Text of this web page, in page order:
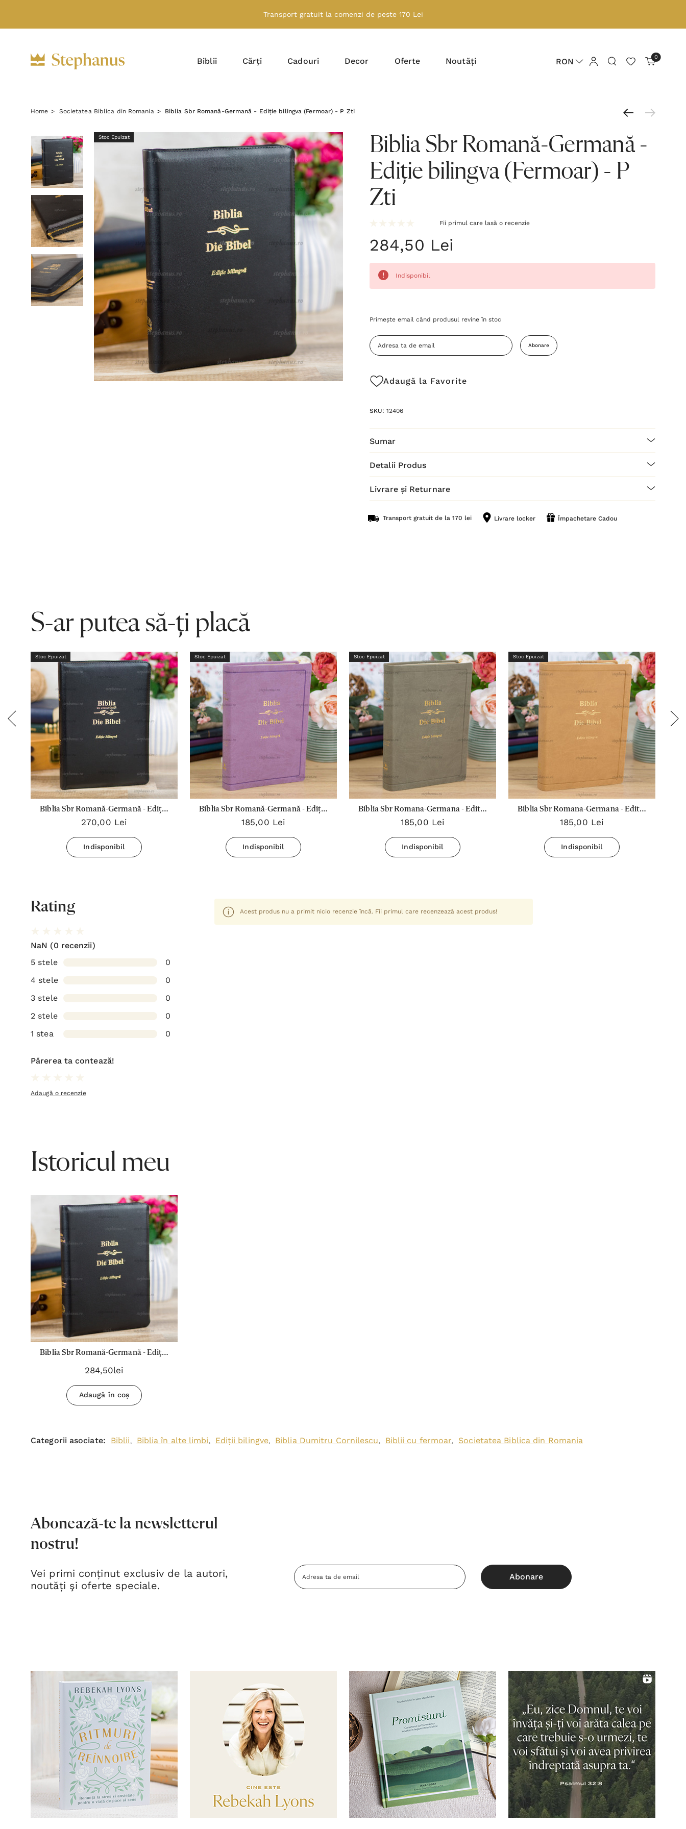
Transport gratuit la comenzi de peste 170 Lei
Biblii Cărți Cadouri Decor Oferte Noutăți RON 0
Home Societatea Biblica din Romania Biblia Sbr Romană-Germană - Ediție bilingva (Fermoar) - P Zti
Stoc Epuizat
Biblia Sbr Romană-Germană -
Ediție bilingva (Fermoar) - P
Zti
Fii primul care lasă o recenzie
284,50 Lei
Indisponibil
Grăbește-
Stocul
curent
Primește email când produsul revine în stoc
Abonare
Adaugă la Favorite
SKU: 12406
Sumar
Detalii Produs
Livrare și Returnare
Transport gratuit de la 170 lei Livrare locker Împachetare Cadou
S-ar putea să-ți placă
Stoc Epuizat
Biblia Sbr Romană-Germană - Ediție
bilingva (fermoar, concordanță) - P
Cozti
270,00 Lei
Indisponibil
Stoc Epuizat
Biblia Sbr Romană-Germană - Ediție
bilingva Mov - Pu
185,00 Lei
Indisponibil
Stoc Epuizat
Biblia Sbr Romana-Germana - Editie
Bilingva Gri - Pu
185,00 Lei
Indisponibil
Stoc Epuizat
Biblia Sbr Romana-Germana - Editie
Bilingva Crem - Pu
185,00 Lei
Indisponibil
Rating
NaN (0 recenzii)
5 stele
0
4 stele
0
3 stele
0
2 stele
0
1 stea
0
Părerea ta contează!
Adaugă o recenzie
Acest produs nu a primit nicio recenzie încă. Fii primul care recenzează acest produs!
Istoricul meu
Biblia Sbr Romană-Germană - Ediție
bilingva (Fermoar) - P Zti
284,50lei
Adaugă în coș
Categorii asociate: Biblii, Biblia în alte limbi, Ediții bilingve, Biblia Dumitru Cornilescu, Biblii cu fermoar, Societatea Biblica din Romania
Abonează-te la newsletterul
nostru!
Vei primi conținut exclusiv de la autori,
noutăți şi oferte speciale.
Adresa
Email